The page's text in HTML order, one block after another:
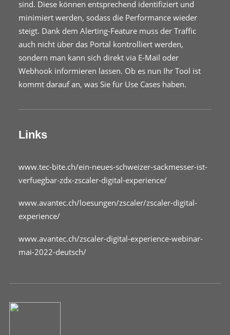
sind. Diese können entsprechend identifiziert und
minimiert werden, sodass die Performance wieder
steigt. Dank dem Alerting-Feature muss der Traffic
auch nicht über das Portal kontrolliert werden,
sondern man kann sich direkt via E-Mail oder
Webhook informieren lassen. Ob es nun Ihr Tool ist
kommt darauf an, was Sie für Use Cases haben.
Links
www.tec-bite.ch/ein-neues-schweizer-sackmesser-ist-
verfuegbar-zdx-zscaler-digital-experience/
www.avantec.ch/loesungen/zscaler/zscaler-digital-
experience/
www.avantec.ch/zscaler-digital-experience-webinar-
mai-2022-deutsch/